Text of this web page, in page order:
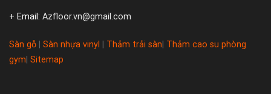
+ Email: Azfloor.vn@gmail.com
Sàn gỗ Sàn nhựa vinyl Thảm trải sàn Thảm cao su phòng
gym Sitemap